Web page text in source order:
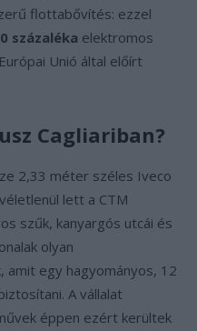
flottabővítés: ezzel
százaléka elektromos
Unió által előírt
Cagliariban?
2,33 méter széles Iveco
lett a CTM
szűk, kanyargós utcái és
olyan
amit egy hagyományos, 12
A vállalat
éppen ezért kerültek